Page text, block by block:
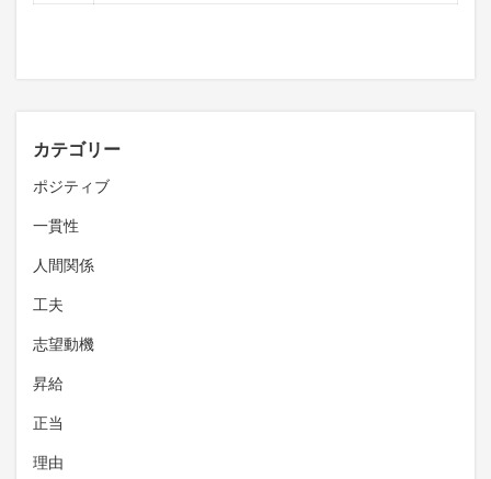
カテゴリー
ポジティブ
一貫性
人間関係
工夫
志望動機
昇給
正当
理由